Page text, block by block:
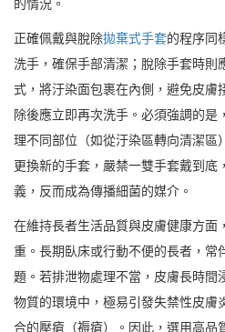
的情況。
正確佩戴與脫除拋棄式手套的程序同
洗手，確保手部清潔；脫除手套時則
式，將汙染面包裹在內側，避免皮膚
除後應立即再次洗手。必須強調的是
理不同部位（如從汙染區轉向清潔區
更換新的手套，嚴禁一雙手套戴到底
義，反而成為傳播細菌的媒介。
在維持長者生活品質與皮膚健康方面
重。長期臥床或行動不便的長者，常
題。若排泄物處理不當，皮膚長時間
物質的環境中，極易引發失禁性皮膚
合的壓瘡（褥瘡）。因此，選用高品